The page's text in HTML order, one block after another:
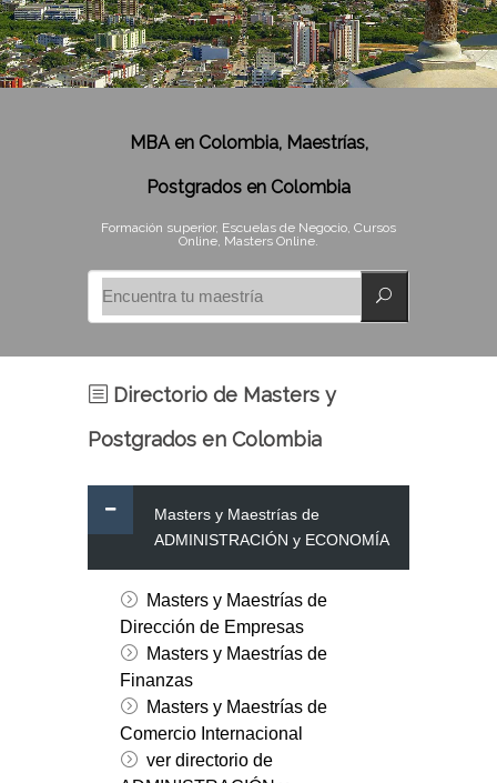
MBA en Colombia, Maestrías,
Postgrados en Colombia
Formación superior, Escuelas de Negocio, Cursos
Online, Masters Online.
Directorio de Masters y
Postgrados en Colombia
Masters y Maestrías de
ADMINISTRACIÓN y ECONOMÍA
Masters y Maestrías de
Dirección de Empresas
Masters y Maestrías de
Finanzas
Masters y Maestrías de
Comercio Internacional
ver directorio de